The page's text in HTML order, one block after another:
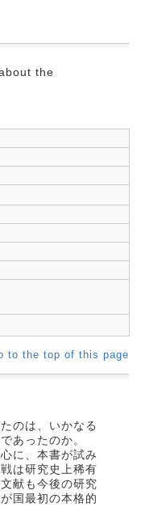
the
to the top of this page
のは、いかなる
あったのか。
に、本書が試み
は研究史上稀有
献も今後の研究
国最初の本格的